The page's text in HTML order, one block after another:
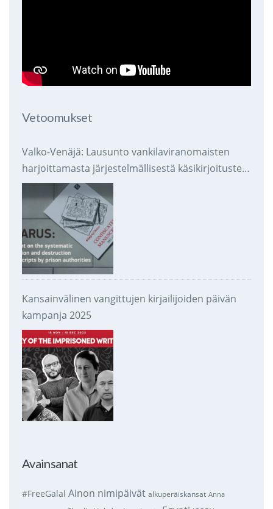
Vetoomukset
Valko-Venäjä: Lausunto vankilaviranomaisten
harjoittamasta järjestelmällisestä käsikirjoitusten
takavarikoinnista ja tuhoamisesta
Kansainvälinen vangittujen kirjailijoiden päivän
kampanja 2025
Avainsanat
#FreeGalal Ainon nimipäivät alkuperäiskansat Anna